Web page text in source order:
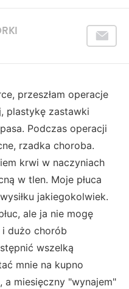
przeszłam operacje
plastykę zastawki
Podczas operacji
rzadka choroba.
krwi w naczyniach
w tlen. Moje płuca
jakiegokolwiek.
ale ja nie mogę
dużo chorób
wszelką
mnie na kupno
miesięczny "wynajem"